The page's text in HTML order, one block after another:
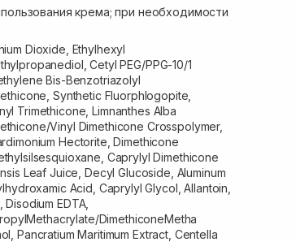
крема; при необходимости
Dioxide, Ethylhexyl
Cetyl PEG/PPG-10/1
Bis-Benzotriazolyl
Synthetic Fluorphlogopite,
Trimethicone, Limnanthes Alba
Vinyl Dimethicone Crosspolymer,
Hectorite, Dimethicone
Caprylyl Dimethicone
Leaf Juice, Decyl Glucoside, Aluminum
Acid, Caprylyl Glycol, Allantoin,
EDTA,
DimethiconeMetha
Pancratium Maritimum Extract, Centella